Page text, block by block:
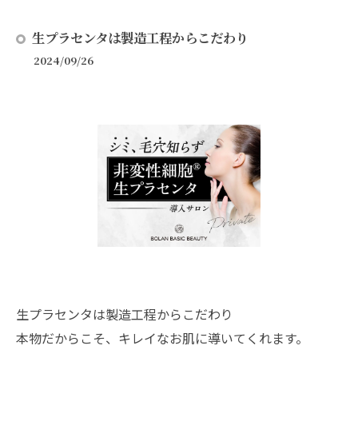
生プラセンタは製造工程からこだわり
2024/09/26
生プラセンタは製造工程からこだわり
本物だからこそ、キレイなお肌に導いてくれます。